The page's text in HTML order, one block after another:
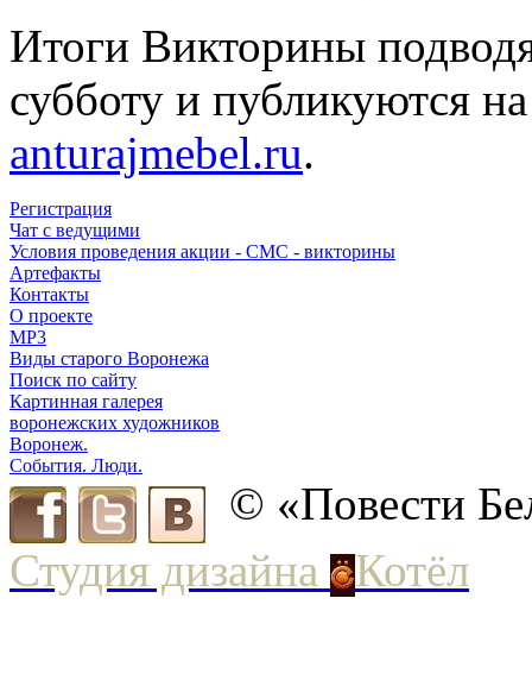
Итоги Викторины
субботу и публикуются
anturajmebel.ru.
Регистрация
Чат с ведущими
Условия проведения акции - СМС - викторины
Артефакты
Контакты
О проекте
MP3
Виды старого Воронежа
Поиск по сайту
Картинная галерея
воронежских художников
Воронеж.
События. Люди.
© «Повести
Студия дизайна
Котёл